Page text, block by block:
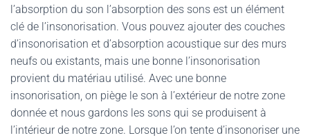
l’absorption du son l’absorption des sons est un élément
clé de l’insonorisation. Vous pouvez ajouter des couches
d’insonorisation et d’absorption acoustique sur des murs
neufs ou existants, mais une bonne l’insonorisation
provient du matériau utilisé. Avec une bonne
insonorisation, on piège le son à l’extérieur de notre zone
donnée et nous gardons les sons qui se produisent à
l’intérieur de notre zone. Lorsque l’on tente d’insonoriser une